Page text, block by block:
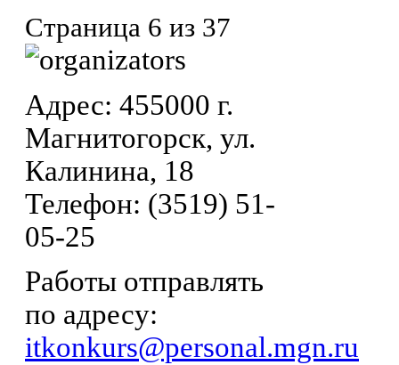
Страница 6 из 37
Адрес: 455000 г.
Магнитогорск, ул.
Калинина, 18
Телефон: (3519) 51-
05-25
Работы отправлять
по адресу:
itkonkurs@personal.mgn.ru